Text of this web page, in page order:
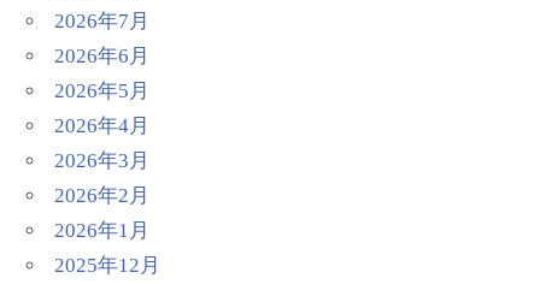
2026年7月
2026年6月
2026年5月
2026年4月
2026年3月
2026年2月
2026年1月
2025年12月